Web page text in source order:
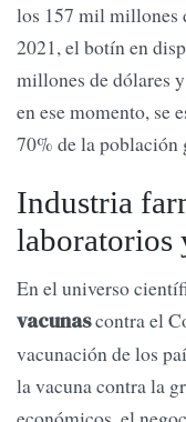
los 157 mil millones
2021, el botín en
millones de dólares
en ese momento, se
70% de la población
Industria
laboratorios
En el universo
vacunascontra el
vacunación de los
la vacuna contra la